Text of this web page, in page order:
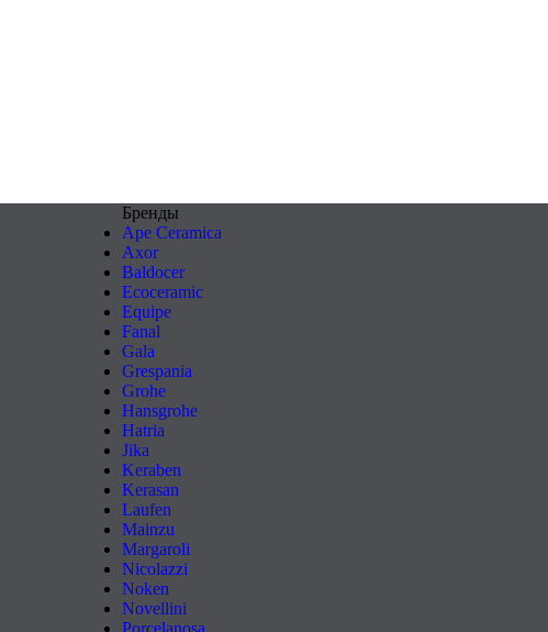
Бренды
Ape Ceramica
Axor
Baldocer
Ecoceramic
Equipe
Fanal
Gala
Grespania
Grohe
Hansgrohe
Hatria
Jika
Keraben
Kerasan
Laufen
Mainzu
Margaroli
Nicolazzi
Noken
Novellini
Porcelanosa